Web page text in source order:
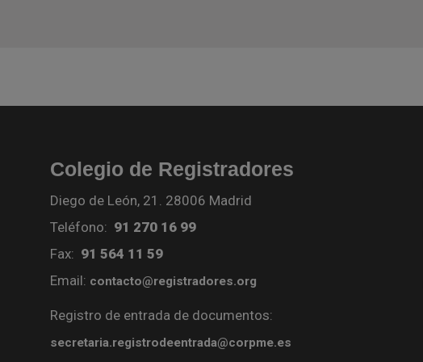
Colegio de Registradores
Diego de León, 21. 28006 Madrid
Teléfono: 91 270 16 99
Fax: 91 564 11 59
Email: contacto@registradores.org
Registro de entrada de documentos:
secretaria.registrodeentrada@corpme.es